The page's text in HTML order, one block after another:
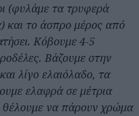
(φυλάμε τα τρυφερά
και το άσπρο μέρος από
Κόβουμε 4-5
Βάζουμε στην
λίγο ελαιόλαδο, τα
ελαφρά σε μέτρια
να πάρουν χρώμα